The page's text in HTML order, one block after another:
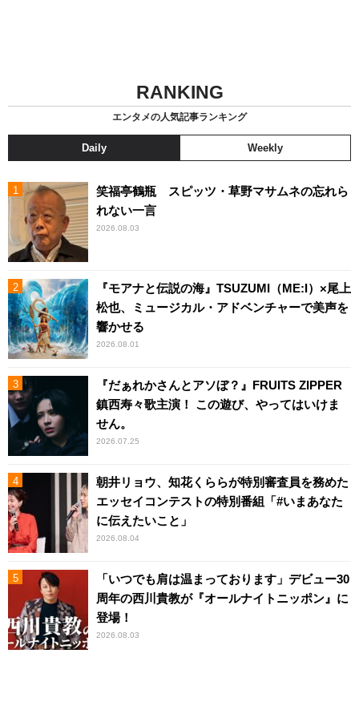
RANKING
エンタメの人気記事ランキング
Daily Weekly
笑福亭鶴瓶 スピッツ・草野マサムネの忘れら
れない一言
2026.08.03
『モアナと伝説の海』TSUZUMI（ME:I）×尾上
松也、ミュージカル・アドベンチャーで美声を
響かせる
2026.08.01
『だぁれかさんとアソぼ？』FRUITS ZIPPER
鎮西寿々歌主演！ この遊び、やってはいけま
せん。
2026.07.25
朝井リョウ、知花くららが特別審査員を務めた
エッセイコンテストの特別番組「#いまあなた
に伝えたいこと」
2026.08.04
「いつでも肩は温まっております」デビュー30
周年の西川貴教が『オールナイトニッポン』に
登場！
2026.08.03